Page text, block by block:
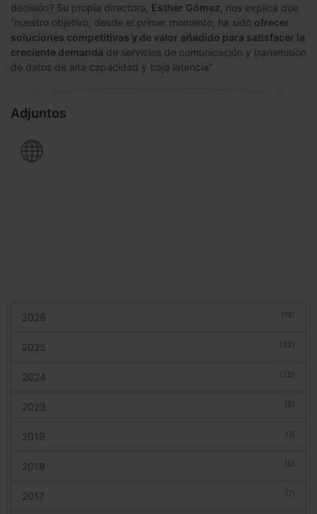
decisión? Su propia directora, Esther Gómez, nos explica que
“nuestro objetivo, desde el primer momento, ha sido ofrecer
soluciones competitivas y de valor añadido para satisfacer la
creciente demanda de servicios de comunicación y transmisión
de datos de alta capacidad y baja latencia”
Adjuntos
(16)
2026
(22)
2025
(26)
2024
(8)
2023
(1)
2019
(6)
2018
(7)
2017